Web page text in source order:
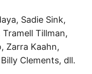
Sadie Sink,
Tillman,
Zarra Kaahn,
Clements, dll.